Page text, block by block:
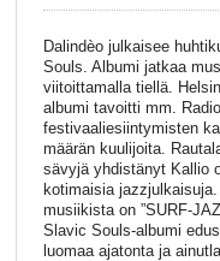
Dalindèo julkaisee
Souls. Albumi jatkaa
viitoittamalla tiellä.
albumi tavoitti mm.
festivaaliesiintymisten
määrän kuulijoita.
sävyjä yhdistänyt Kallio
kotimaisia
musiikista on ”SURF-
Slavic Souls-albumi
luomaa ajatonta ja